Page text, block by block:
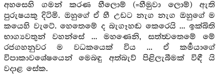
අහසෙහි ගමන් කරණ හීලොම් (=හීමුවා ලොම්) ඇති
පුරුෂයකු දිටිමි. ඔහුගේ ඒ හී උඩට නැග නැග ඔහුගේ ම
කයෙහි වැටේ. හෙතෙමේ ද බැගෑහඬ කෙරෙයි ... ඉක්බිති
භාග්‍යවතුන් වහන්සේ ... මහණෙනි, සත්ත්‍වතෙමේ මේ
රජගහනුවර ම වධකයෙක් විය ... ඒ කර්‍මයාගේ
විපාකාවශේෂයෙන් මෙබඳු අත්බැව් පිළිලැබීමක් විඳී යි
වදාළ සේක.